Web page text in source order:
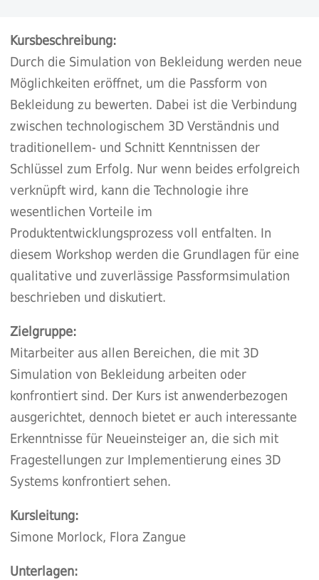
Kursbeschreibung:
Durch die Simulation von Bekleidung werden neue
Möglichkeiten eröffnet, um die Passform von
Bekleidung zu bewerten. Dabei ist die Verbindung
zwischen technologischem 3D Verständnis und
traditionellem- und Schnitt Kenntnissen der
Schlüssel zum Erfolg. Nur wenn beides erfolgreich
verknüpft wird, kann die Technologie ihre
wesentlichen Vorteile im
Produktentwicklungsprozess voll entfalten. In
diesem Workshop werden die Grundlagen für eine
qualitative und zuverlässige Passformsimulation
beschrieben und diskutiert.
Zielgruppe:
Mitarbeiter aus allen Bereichen, die mit 3D
Simulation von Bekleidung arbeiten oder
konfrontiert sind. Der Kurs ist anwenderbezogen
ausgerichtet, dennoch bietet er auch interessante
Erkenntnisse für Neueinsteiger an, die sich mit
Fragestellungen zur Implementierung eines 3D
Systems konfrontiert sehen.
Kursleitung:
Simone Morlock, Flora Zangue
Unterlagen: